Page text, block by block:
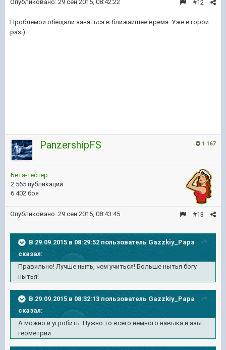
#12
Опубликовано: 29 сен 2015, 08:42:22
Проблемой обещали заняться в ближайшее время. Уже второй
раз )
1 167
PanzershipFS
Бета-тестер
2 565 публикаций
6 402 боя
#13
Опубликовано: 29 сен 2015, 08:43:45
В 29.09.2015 в 08:29:52 пользователь Gazzkiy_Papa
сказал:
Правильно! Лучше ныть, чем учиться! Больше нытья богу
нытья!
В 29.09.2015 в 08:32:13 пользователь Gazzkiy_Papa
сказал:
А можно и угробить. Нужно то всего немного навыка и азы
геометрии